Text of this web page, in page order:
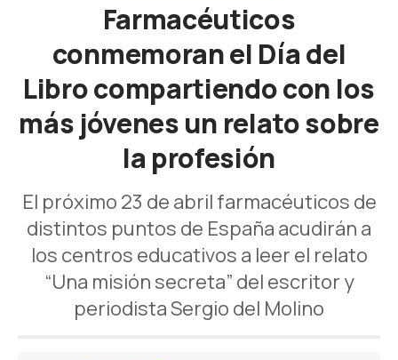
Farmacéuticos
conmemoran el Día del
Libro compartiendo con los
más jóvenes un relato sobre
la profesión
El próximo 23 de abril farmacéuticos de
distintos puntos de España acudirán a
los centros educativos a leer el relato
“Una misión secreta” del escritor y
periodista Sergio del Molino